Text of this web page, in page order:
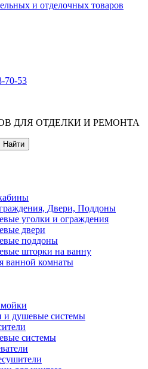
70-53
ДЛЯ ОТДЕЛКИ И РЕМОНТА
Двери, Поддоны
уголки и ограждения
двери
поддоны
шторки на ванну
ванной комнаты
и душевые системы
системы